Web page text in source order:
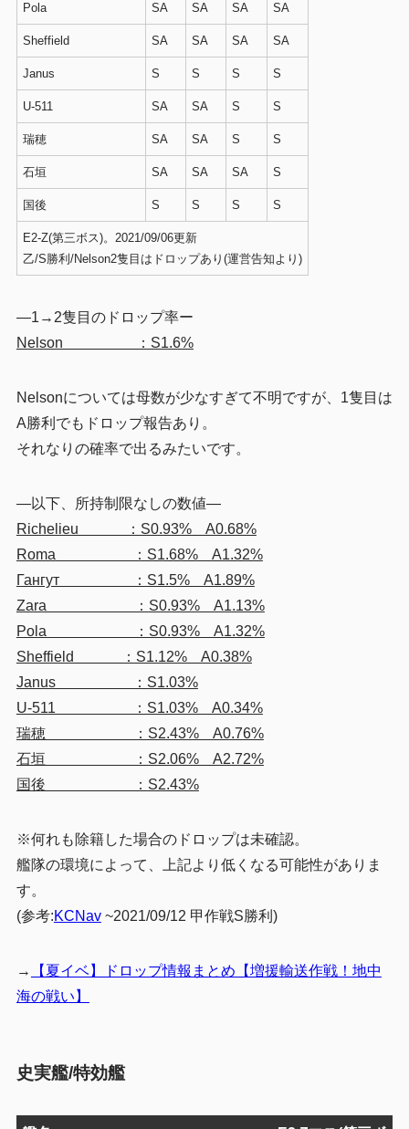
Pola SA SA SA SA
Sheffield SA SA SA SA
Janus S S S S
U-511 SA SA S S
瑞穂 SA SA S S
石垣 SA SA SA S
国後 S S S S
E2-Z(第三ボス)。2021/09/06更新
乙/S勝利/Nelson2隻目はドロップあり(運営告知より)
—1→2隻目のドロップ率ー
Nelson ：S1.6%
Nelsonについては母数が少なすぎて不明ですが、1隻目は
A勝利でもドロップ報告あり。
それなりの確率で出るみたいです。
—以下、所持制限なしの数値—
Richelieu ：S0.93% A0.68%
Roma ：S1.68% A1.32%
Гангут ：S1.5% A1.89%
Zara ：S0.93% A1.13%
Pola ：S0.93% A1.32%
Sheffield ：S1.12% A0.38%
Janus ：S1.03%
U-511 ：S1.03% A0.34%
瑞穂 ：S2.43% A0.76%
石垣 ：S2.06% A2.72%
国後 ：S2.43%
※何れも除籍した場合のドロップは未確認。
艦隊の環境によって、上記より低くなる可能性がありま
す。
(参考:KCNav~2021/09/12 甲作戦S勝利)
→
【夏イベ】ドロップ情報まとめ【増援輸送作戦！地中
海の戦い】
史実艦/特効艦